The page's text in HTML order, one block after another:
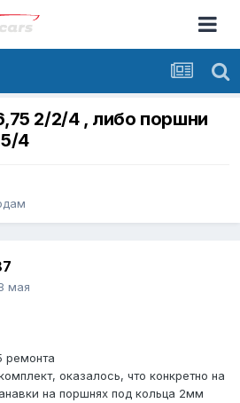
2/2/4 , либо поршни
4
мая
ремонта
оказалось, что конкретно на
на поршнях под кольца 2мм